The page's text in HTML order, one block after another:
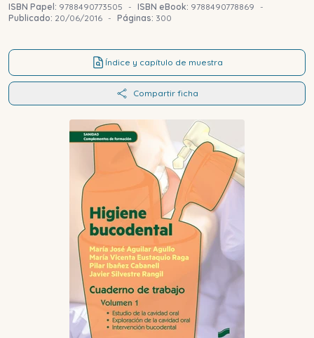
ISBN Papel: 9788490773505 - ISBN eBook: 9788490778869
-
Publicado: 20/06/2016 - Páginas: 300
Índice y capítulo de muestra
Compartir ficha